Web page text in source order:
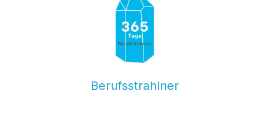
Berufsstrahlner